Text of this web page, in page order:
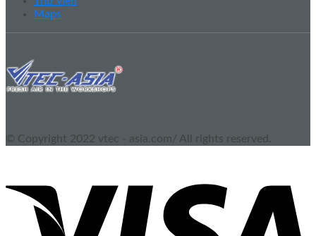
Maps
© Copyright 2022 vtec - asia.com/ All rights reserved.